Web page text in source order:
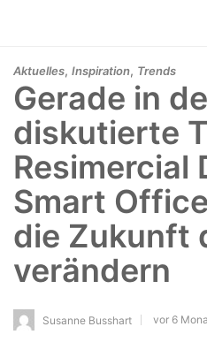
Aktuelles, Inspiration, Trends
Gerade in
diskutierte
Resimercial
Smart
die Zukunft
verändern
Susanne Busshart vor 6